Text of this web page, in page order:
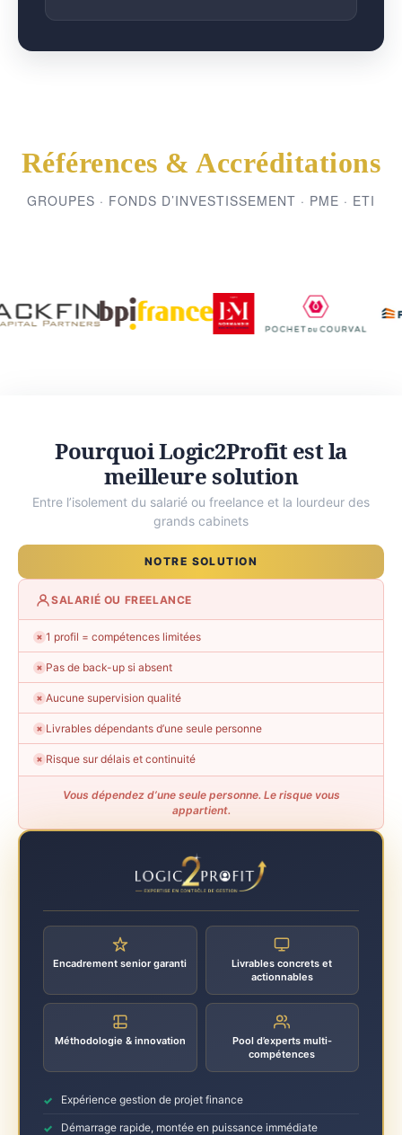
Références & Accréditations
GROUPES · FONDS D’INVESTISSEMENT · PME · ETI
Pourquoi Logic2Profit est la
meilleure solution
Entre l’isolement du salarié ou freelance et la lourdeur des
grands cabinets
NOTRE SOLUTION
SALARIÉ OU FREELANCE
✗ 1 profil = compétences limitées
✗ Pas de back-up si absent
✗ Aucune supervision qualité
✗ Livrables dépendants d’une seule personne
✗ Risque sur délais et continuité
Vous dépendez d’une seule personne. Le risque vous
appartient.
Encadrement senior garanti
Livrables concrets et
actionnables
Méthodologie & innovation
Pool d’experts multi-
compétences
Expérience gestion de projet finance
Démarrage rapide, montée en puissance immédiate